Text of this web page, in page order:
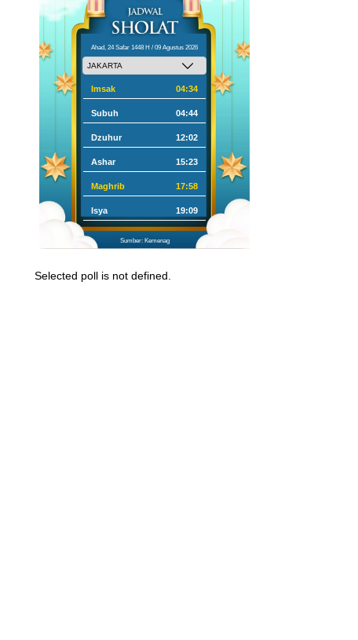
Ahad, 24 Safar 1448 H / 09 Agustus 2026
Imsak 04:34
Subuh 04:44
Dzuhur 12:02
Ashar 15:23
Maghrib 17:58
Isya 19:09
Sumber: Kemenag
Selected poll is not defined.